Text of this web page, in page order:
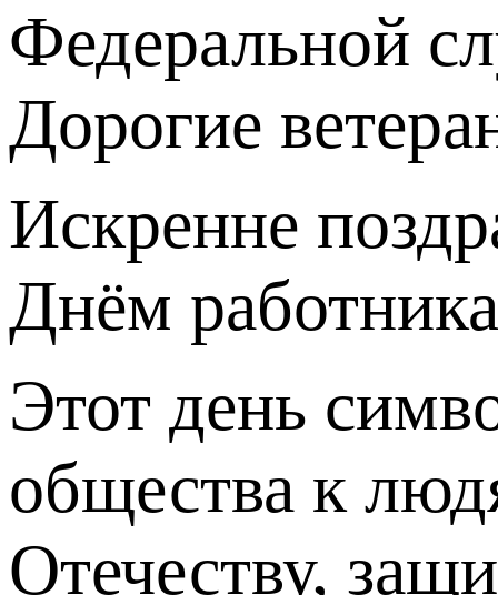
Федеральной
Дорогие
Искренне
Днём
Этот день
общества к
Отечеству,